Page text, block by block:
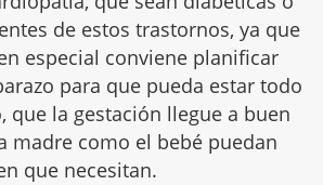
de estos trastornos, ya que
especial conviene planificar
para que pueda estar todo
que la gestación llegue a buen
madre como el bebé puedan
que necesitan.